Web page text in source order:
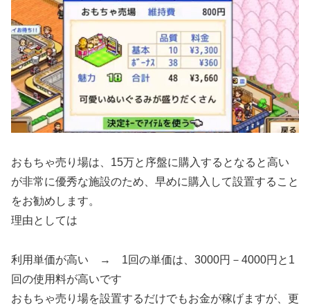
おもちゃ売り場は、15万と序盤に購入するとなると高い
が非常に優秀な施設のため、早めに購入して設置すること
をお勧めします。
理由としては
利用単価が高い → 1回の単価は、3000円－4000円と1
回の使用料が高いです
おもちゃ売り場を設置するだけでもお金が稼げますが、更